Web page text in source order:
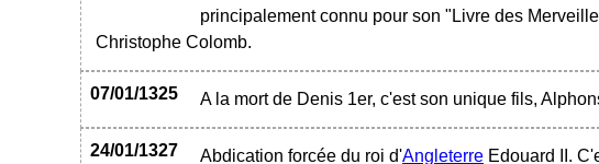
principalement connu pour son "Livre des
Christophe Colomb.
07/01/1325 A la mort de Denis 1er, c'est son unique fils,
24/01/1327 Abdication forcée du roi d'Angleterre Edouard II.